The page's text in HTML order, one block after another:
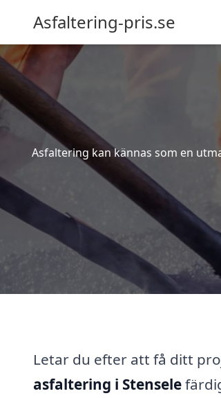
Asfaltering-pris.se
Asfaltering kan kännas som en
Letar du efter att få ditt
asfaltering i Stensele